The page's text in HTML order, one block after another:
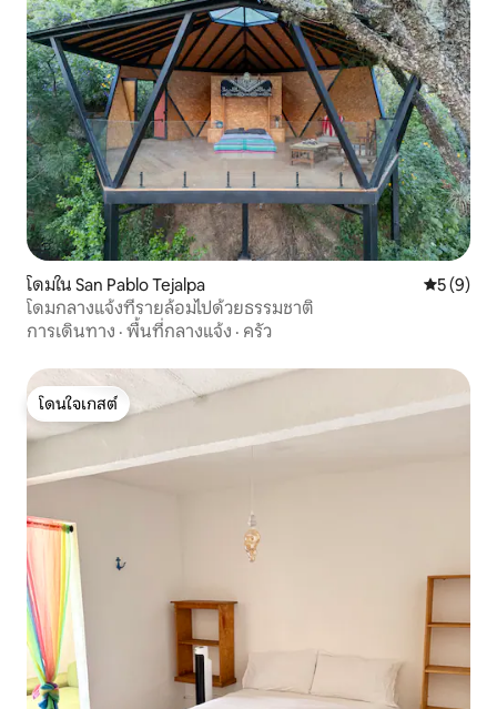
โดมใน San Pablo Tejalpa คะแนนเฉ
5 (9)
โดมกลางแจ้งที่รายล้อมไปด้วยธรรมชาติ
การเดินทาง · พื้นที่กลางแจ้ง · ครัว
โดนใจเกสต์
โดนใจเกสต์